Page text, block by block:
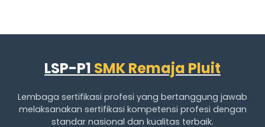
LSP-P1 SMK Remaja Pluit
Lembaga sertifikasi profesi yang bertanggung jawab
melaksanakan sertifikasi kompetensi profesi dengan
standar nasional dan kualitas terbaik.